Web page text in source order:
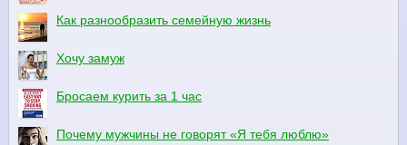
Как разнообразить семейную жизнь
Хочу замуж
Бросаем курить за 1 час
Почему мужчины не говорят «Я тебя люблю»